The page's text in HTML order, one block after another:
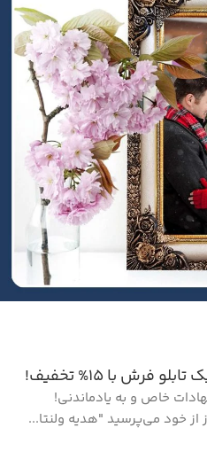
با 15% تخفیف!
خاص و به‌ یادماندنی!
از خود می‌پرسید "هدیه ولنتا...